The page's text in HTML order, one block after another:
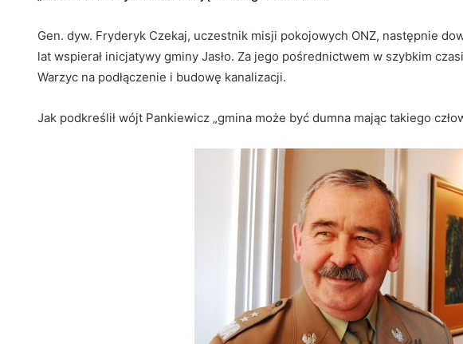
Gen. dyw. Fryderyk Czekaj, uczestnik misji pokojowych ONZ, następnie
lat wspierał inicjatywy gminy Jasło. Za jego pośrednictwem w szybkim
Warzyc na podłączenie i budowę kanalizacji.
Jak podkreślił wójt Pankiewicz „gmina może być dumna mając takiego